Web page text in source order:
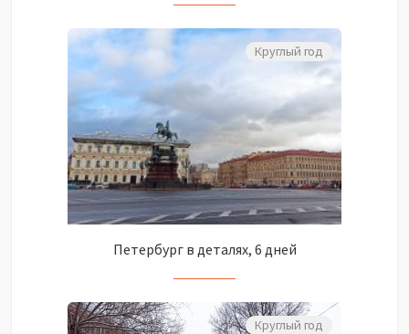
Круглый год
Петербург в деталях, 6 дней
Круглый год